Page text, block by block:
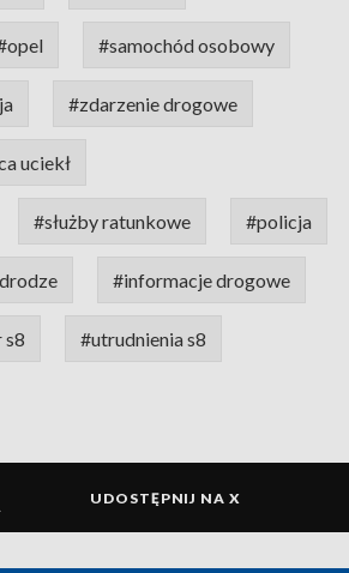
#samochód osobowy
#zdarzenie drogowe
uciekł
#służby ratunkowe #policja
#informacje drogowe
s8 #utrudnienia s8
UDOSTĘPNIJ NA X